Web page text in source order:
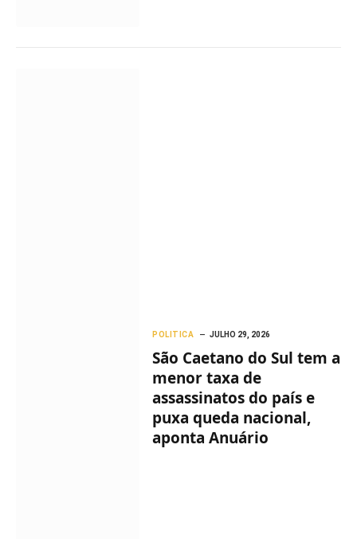
POLITICA JULHO 29, 2026
São Caetano do Sul tem a
menor taxa de
assassinatos do país e
puxa queda nacional,
aponta Anuário